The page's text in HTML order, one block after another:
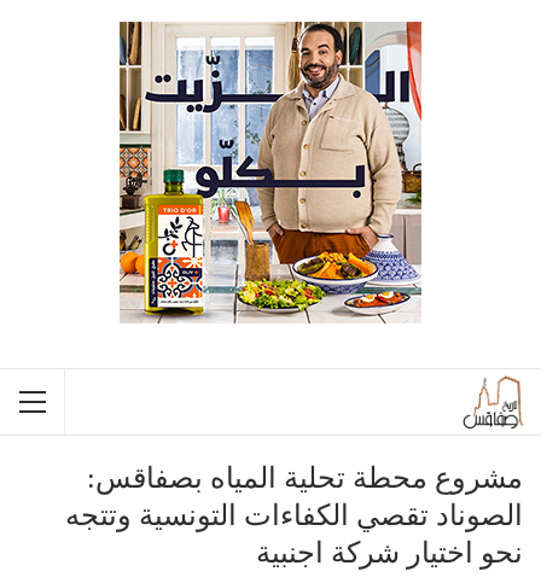
مشروع محطة تحلية المياه بصفاقس:
الصوناد تقصي الكفاءات التونسية وتتجه
نحو اختيار شركة اجنبية